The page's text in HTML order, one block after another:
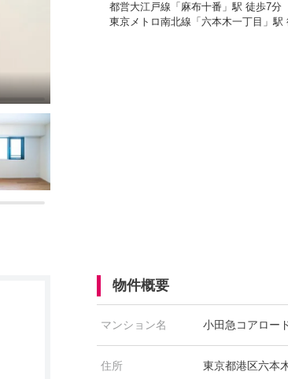
都営大江戸線「麻布十番」駅 徒歩7分
東京メトロ南北線「六本木一丁目」駅
物件概要
マンション名 小田急コアロー
住所 東京都港区六本